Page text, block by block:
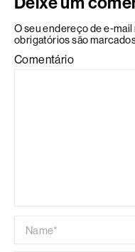
O seu endereço de e-mail
obrigatórios são
Comentário